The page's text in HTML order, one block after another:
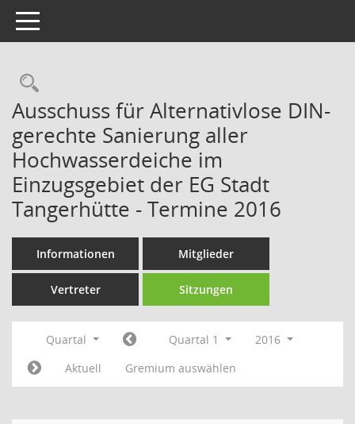
Toggle navigation
Rechercheauswahl
Ausschuss für Alternativlose DIN-
gerechte Sanierung aller
Hochwasserdeiche im
Einzugsgebiet der EG Stadt
Tangerhütte - Termine 2016
Informationen Mitglieder
Vertreter Sitzungen
Quartal Quartal 1
2016
Aktuell
Gremium auswählen